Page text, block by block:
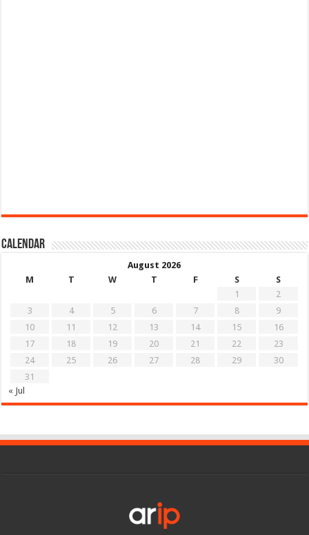
Calendar
August 2026
M
T W T F S
S
1
2
3
4 5 6 7 8
9
10
11 12 13 14 15
16
17
18 19 20 21 22
23
24
25 26 27 28 29
30
31
« Jul